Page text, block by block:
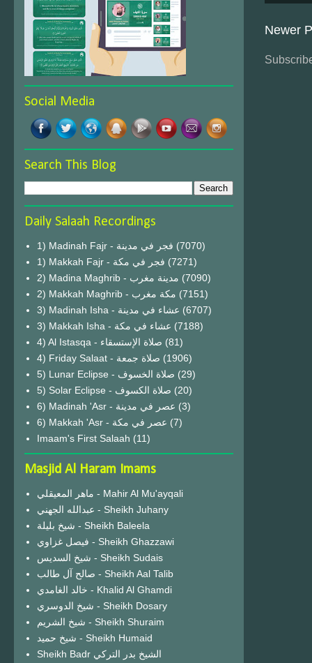
Newer
Social Media
Search This Blog
Daily Salaah Recordings
1) Madinah Fajr - فجر في مدينة (7070)
1) Makkah Fajr - فجر في مكة (7271)
2) Madina Maghrib - مدينة مغرب (7090)
2) Makkah Maghrib - مكة مغرب (7151)
3) Madinah Isha - عشاء في مدينة (6707)
3) Makkah Isha - عشاء في مكة (7188)
4) Al Istasqa - صلاة الإستسقاء (81)
4) Friday Salaat - صلاة جمعة (1906)
5) Lunar Eclipse - صلاة الخسوف (29)
(20)
6) Madinah 'Asr - عصر في مدينة (3)
6) Makkah 'Asr - عصر في مكة (7)
Imaam's First Salaah (11)
Masjid Al Haram Imams
ماهر المعيقلي - Mahir Al Mu'ayqali
عبدالله الجهني - Sheikh Juhany
شيخ بليلة - Sheikh Baleela
فيصل غزاوي - Sheikh Ghazzawi
شيخ السديس - Sheikh Sudais
صالح آل طالب - Sheikh Aal Talib
خالد الغامدي - Khalid Al Ghamdi
شيخ الدوسري - Sheikh Dosary
شيخ الشريم - Sheikh Shuraim
شيخ حميد - Sheikh Humaid
Sheikh Badr الشيخ بدر التركي